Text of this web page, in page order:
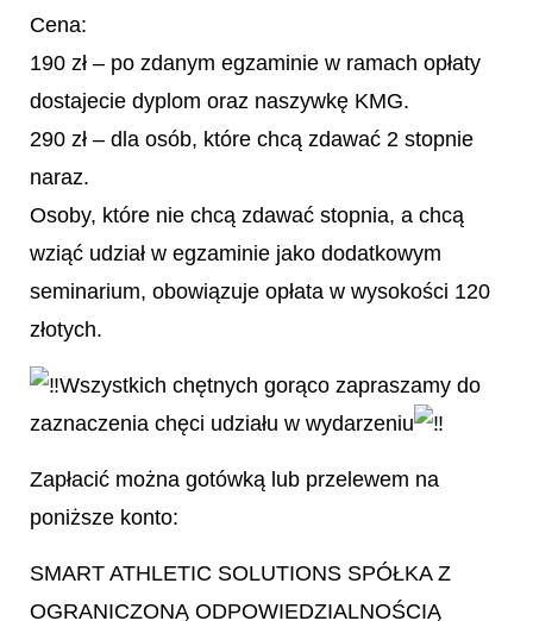
Cena:
190 zł – po zdanym egzaminie w ramach opłaty
dostajecie dyplom oraz naszywkę KMG.
290 zł – dla osób, które chcą zdawać 2 stopnie
naraz.
Osoby, które nie chcą zdawać stopnia, a chcą
wziąć udział w egzaminie jako dodatkowym
seminarium, obowiązuje opłata w wysokości 120
złotych.
Wszystkich chętnych gorąco zapraszamy do
zaznaczenia chęci udziału w wydarzeniu
Zapłacić można gotówką lub przelewem na
poniższe konto:
SMART ATHLETIC SOLUTIONS SPÓŁKA Z
OGRANICZONĄ ODPOWIEDZIALNOŚCIĄ